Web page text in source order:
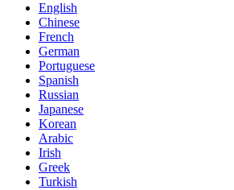
English
Chinese
French
German
Portuguese
Spanish
Russian
Japanese
Korean
Arabic
Irish
Greek
Turkish